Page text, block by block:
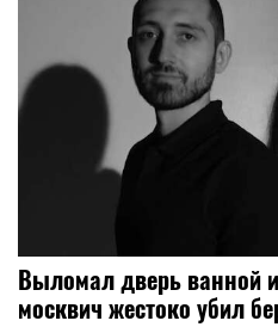
Выломал дверь ванной
москвич жестоко убил